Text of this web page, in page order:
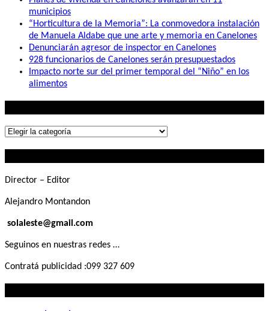
municipios
“Horticultura de la Memoria”: La conmovedora instalación
de Manuela Aldabe que une arte y memoria en Canelones
Denunciarán agresor de inspector en Canelones
928 funcionarios de Canelones serán presupuestados
Impacto norte sur del primer temporal del “Niño” en los
alimentos
Lo
Director – Editor
Alejandro Montandon
solaleste@gmail.com
Seguinos en nuestras redes …
Contratá publicidad :099 327 609